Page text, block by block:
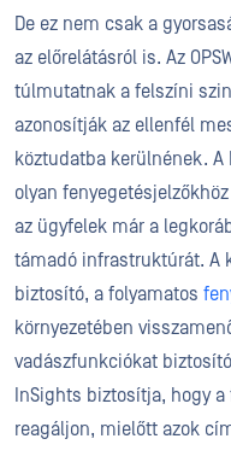
De ez nem csak a
az előrelátásról is. Az
túlmutatnak a felszíni
azonosítják az ellenfél
köztudatba kerülnének. A
olyan
az ügyfelek már a
támadó infrastruktúrát. A
biztosító, a folyamatos
környezetében
vadászfunkciókat
InSights biztosítja, hogy
reagáljon, mielőtt azok